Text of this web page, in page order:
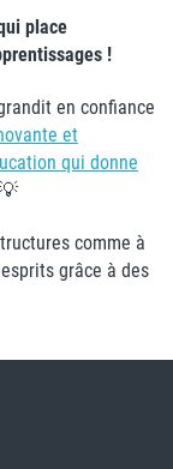
place
!
en confiance
et
qui donne
comme à
grâce à des